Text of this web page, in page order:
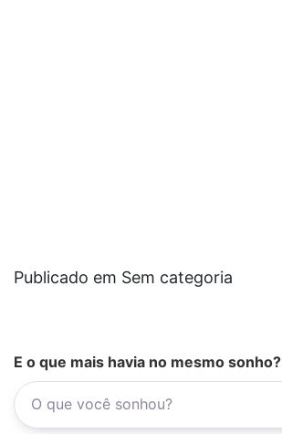
Publicado em Sem categoria
E o que mais havia no mesmo sonho?